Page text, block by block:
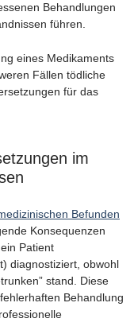
Behandlungen
führen.
eines Medikaments
Fällen tödliche
für das
im
Befunden
Konsequenzen
Patient
diagnostiziert, obwohl
stand. Diese
Behandlung